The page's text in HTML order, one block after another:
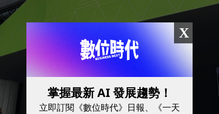
X
掌握最新 AI 發展趨勢！
立即訂閱《數位時代》日報、《一天